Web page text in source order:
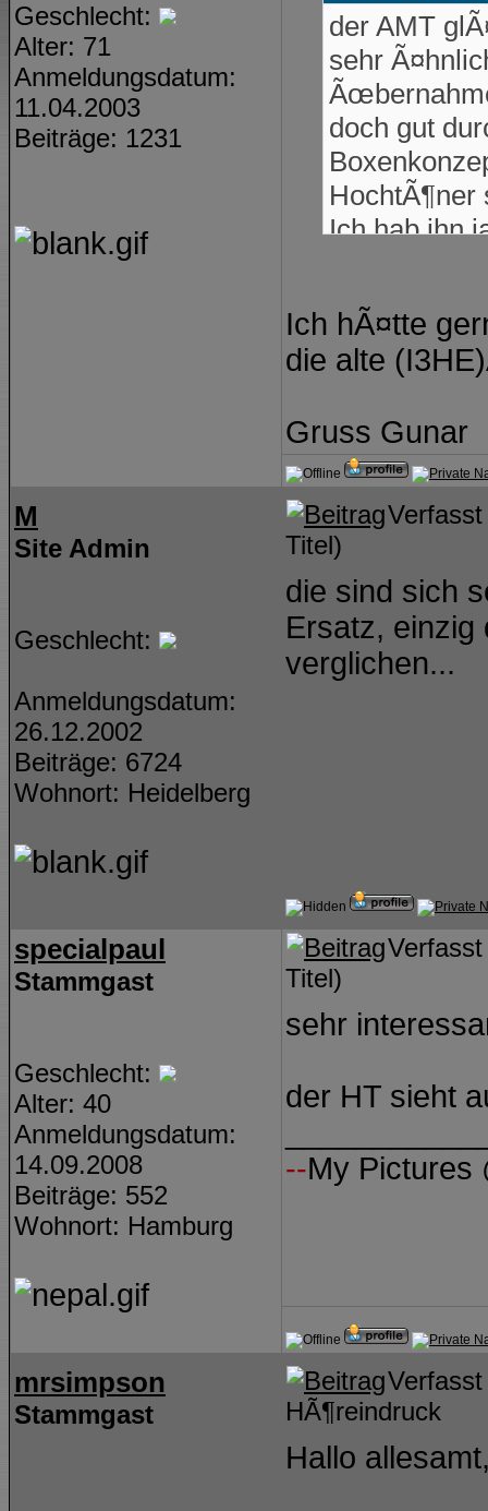
Geschlecht:
Alter: 71
Anmeldungsdatum:
11.04.2003
Beiträge: 1231
der AMT
sehr
doch gut
HochtÃ¶ner
Ich hab ihn
GehÃ¤use,
Auch der
Ich hÃ¤tte
die alte
Gruss Gunar
M
Site Admin
Geschlecht:
Anmeldungsdatum:
26.12.2002
Beiträge: 6724
Wohnort: Heidelberg
Titel)
die sind sich
Ersatz, einzig
verglichen...
specialpaul
Stammgast
Geschlecht:
Alter: 40
Anmeldungsdatum:
14.09.2008
Beiträge: 552
Wohnort: Hamburg
Titel)
sehr
der HT sieht
--My Pictures
mrsimpson
Stammgast
HÃ¶reindruck
Hallo